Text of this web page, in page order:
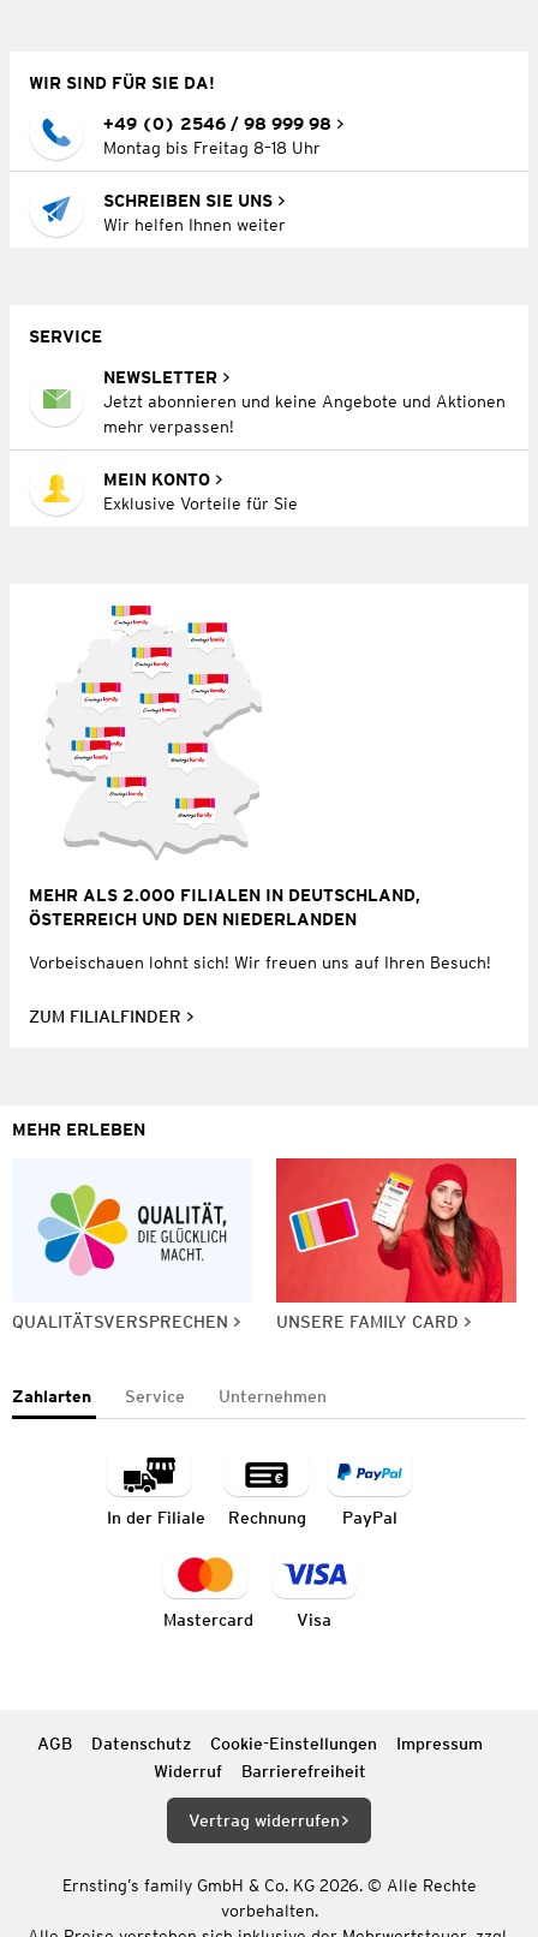
WIR SIND FÜR SIE DA!
+49 (0) 2546 / 98 999 98
Montag bis Freitag 8–18 Uhr
SCHREIBEN SIE UNS
Wir helfen Ihnen weiter
SERVICE
NEWSLETTER
Jetzt abonnieren und keine Angebote und Aktionen
mehr verpassen!
MEIN KONTO
Exklusive Vorteile für Sie
MEHR ALS 2.000 FILIALEN IN DEUTSCHLAND,
ÖSTERREICH UND DEN NIEDERLANDEN
Vorbeischauen lohnt sich! Wir freuen uns auf Ihren Besuch!
ZUM FILIALFINDER
MEHR ERLEBEN
QUALITÄTSVERSPRECHEN UNSERE FAMILY CARD
Zahlarten Service Unternehmen
In der Filiale Rechnung PayPal
Mastercard Visa
AGB Datenschutz Cookie-Einstellungen
Impressum
Widerruf
Barrierefreiheit
Vertrag widerrufen
Ernsting’s family GmbH & Co. KG 2026. © Alle Rechte
vorbehalten.